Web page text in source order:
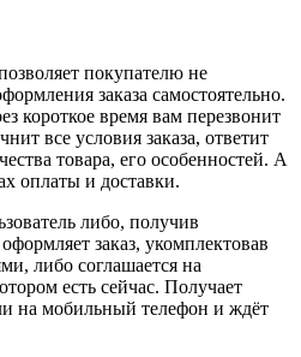
покупателю не
заказа самостоятельно.
короткое время вам перезвонит
все условия заказа, ответит
товара, его особенностей. А
оплаты и доставки.
либо, получив
заказ, укомплектовав
либо соглашается на
есть сейчас. Получает
на мобильный телефон и ждёт